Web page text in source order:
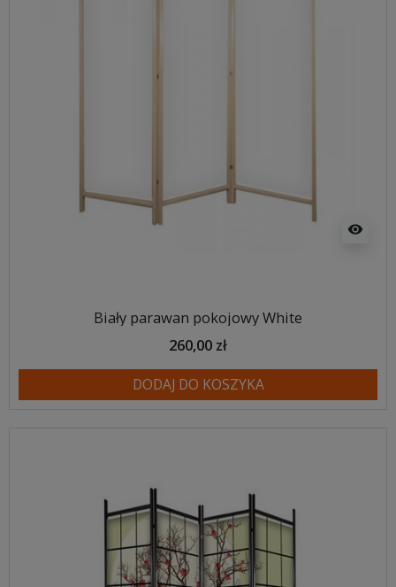
visibility
Biały parawan pokojowy White
260,00 zł
DODAJ DO KOSZYKA